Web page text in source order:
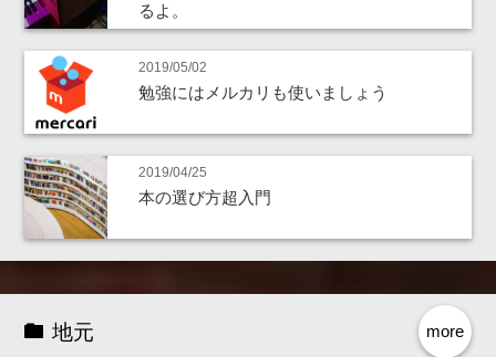
るよ。
2019/05/02
勉強にはメルカリも使いましょう
2019/04/25
本の選び方超入門
more
地元